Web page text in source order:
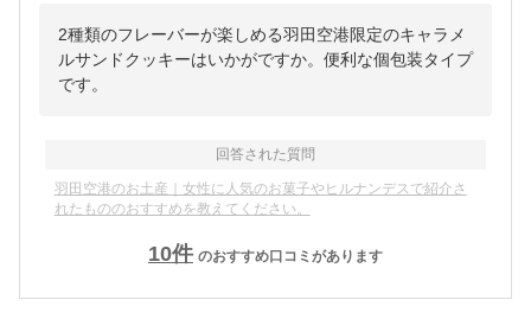
2種類のフレーバーが楽しめる羽田空港限定のキャラメ
ルサンドクッキーはいかがですか。便利な個包装タイプ
です。
回答された質問
羽田空港のお土産｜女性に人気のお菓子やヒルナンデスで紹介さ
れたもののおすすめを教えてください。
10件 のおすすめ口コミがあります